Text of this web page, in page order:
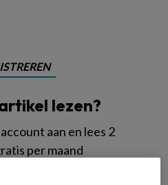
lezen?
aan en lees 2
per maand